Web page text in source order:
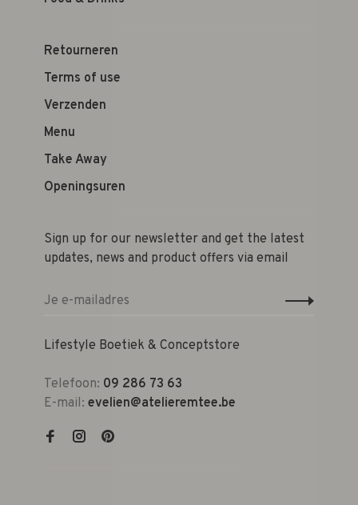
Retourneren
Terms of use
Verzenden
Menu
Take Away
Openingsuren
Sign up for our newsletter and get the latest
updates, news and product offers via email
Lifestyle Boetiek & Conceptstore
Telefoon: 09 286 73 63
E-mail: evelien@atelieremtee.be